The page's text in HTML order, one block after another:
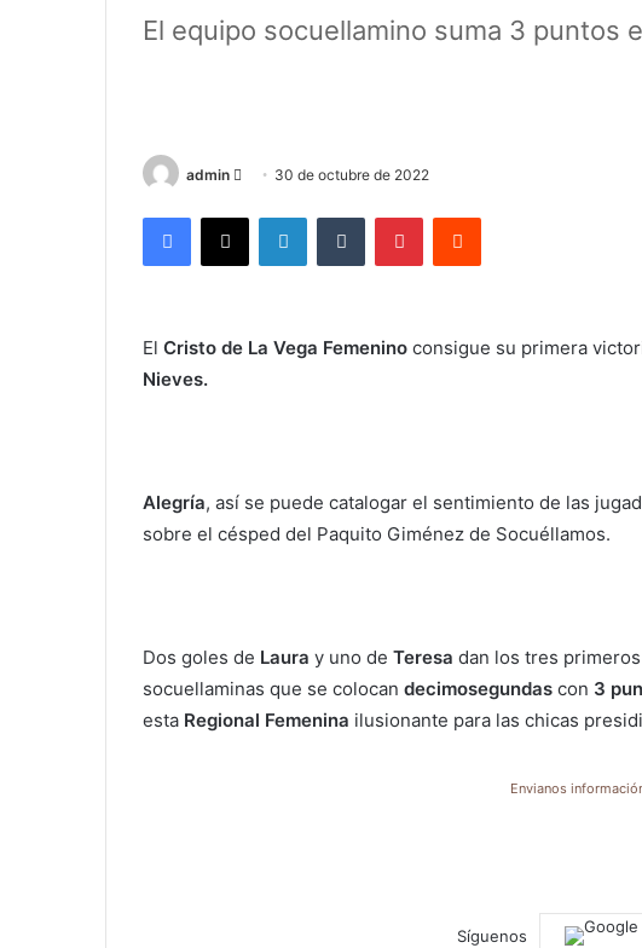
El equipo socuellamino suma 3 puntos
admin
d
e
30 de octubre de 2022
El Cristo de La Vega Femenino consigue su primera
Nieves.
Alegría, así se puede catalogar el sentimiento de las
sobre el césped del Paquito Giménez de Socuéllamos.
Dos goles de Laura y uno de Teresa dan los tres
socuellaminas que se colocan decimosegundas con 3
esta Regional Femenina ilusionante para las chicas
Envianos
Síguenos